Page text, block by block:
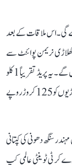
گی۔ اس ملاقات کے بعد
کھلاڑی نریمن پوائنٹ سے
وانکھیڑے اسٹیڈیم تک کھلی بس میں فتح کی پریڈ میں حصہ لیں گے۔ یہ پریڈ تقریباً 1 کلو
میٹر کی ہوگی۔ اس کے بعد بی سی سی آئی ہندوستانی ٹیم کے کھلاڑیوں کو 125 کروڑ روپے
سنگھ دھونی کی کپتانی
شکست دے کر ٹی ٹوینٹی عالمی کپ